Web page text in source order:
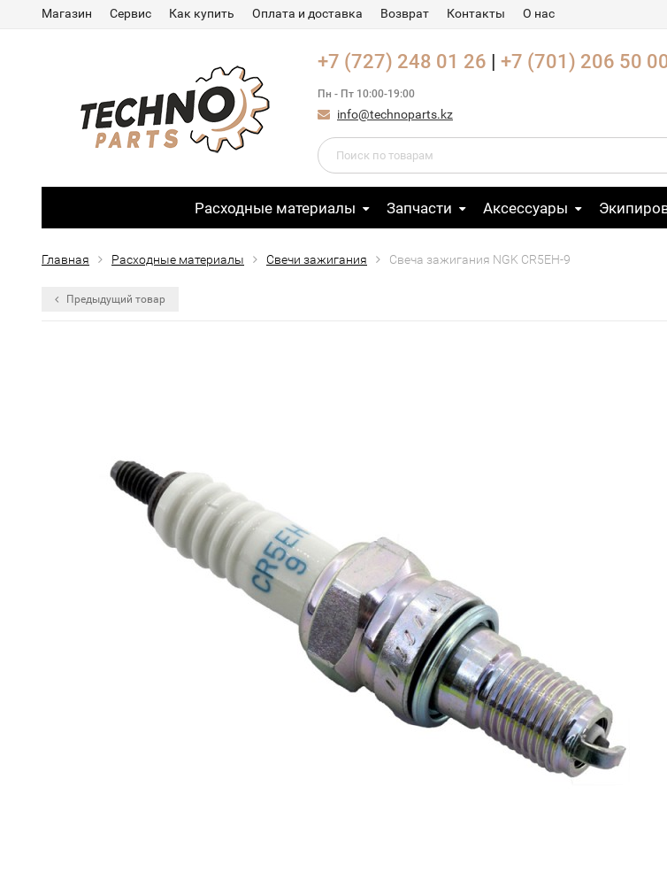
Магазин Сервис Как купить Оплата и доставка Возврат Контакты О нас
+7 (727) 248 01 26 | +7 (701) 206 50
Пн - Пт 10:00-19:00
info@technoparts.kz
Расходные материалы Запчасти Аксессуары
Главная Расходные материалы Свечи зажигания Свеча зажигания NGK CR5EH-9
Предыдущий товар